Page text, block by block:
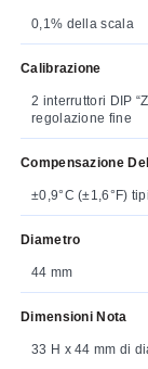
0,1% della scala
Calibrazione
2 interruttori DIP
regolazione fine
Compensazione
±0,9°C (±1,6°F)
Diametro
44 mm
Dimensioni Nota
33 H x 44 mm di